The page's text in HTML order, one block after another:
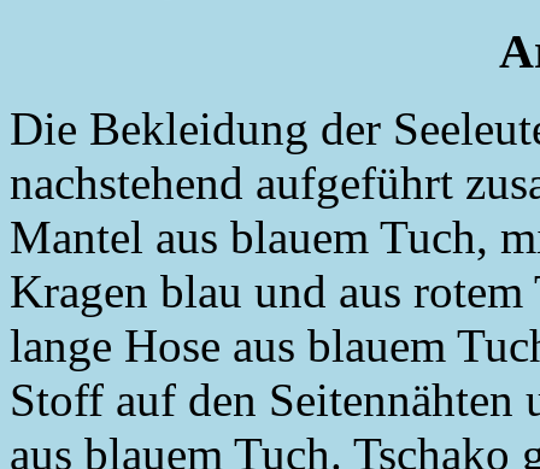
Die Bekleidung der
nachstehend aufgeführt
Mantel aus blauem Tuch,
Kragen blau und aus
lange Hose aus blauem
Stoff auf den Seitennähten
aus blauem Tuch. Tschako